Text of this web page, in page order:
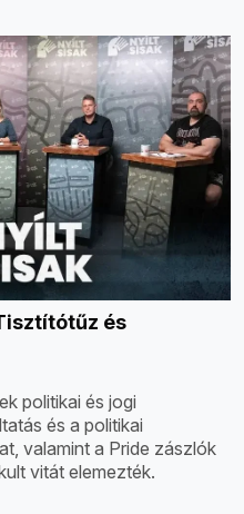
és
politikai és jogi
és a politikai
valamint a Pride zászlók
vitát elemezték.